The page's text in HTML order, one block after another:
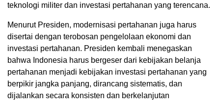
teknologi militer dan investasi pertahanan yang terencana.
Menurut Presiden, modernisasi pertahanan juga harus
disertai dengan terobosan pengelolaan ekonomi dan
investasi pertahanan. Presiden kembali menegaskan
bahwa Indonesia harus bergeser dari kebijakan belanja
pertahanan menjadi kebijakan investasi pertahanan yang
berpikir jangka panjang, dirancang sistematis, dan
dijalankan secara konsisten dan berkelanjutan